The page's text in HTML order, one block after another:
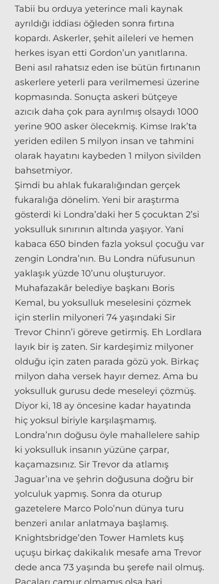
Tabii bu orduya yeterince mali kaynak
ayrıldığı iddiası öğleden sonra fırtına
kopardı. Askerler, şehit aileleri ve hemen
herkes isyan etti Gordon’un yanıtlarına.
Beni asıl rahatsız eden ise bütün fırtınanın
askerlere yeterli para verilmemesi üzerine
kopmasında. Sonuçta askeri bütçeye
azıcık daha çok para ayrılmış olsaydı 1000
yerine 900 asker ölecekmiş. Kimse Irak’ta
yeriden edilen 5 milyon insan ve tahmini
olarak hayatını kaybeden 1 milyon sivilden
bahsetmiyor.
Şimdi bu ahlak fukaralığından gerçek
fukaralığa dönelim. Yeni bir araştırma
gösterdi ki Londra’daki her 5 çocuktan 2’si
yoksulluk sınırının altında yaşıyor. Yani
kabaca 650 binden fazla yoksul çocuğu var
zengin Londra’nın. Bu Londra nüfusunun
yaklaşık yüzde 10’unu oluşturuyor.
Muhafazakâr belediye başkanı Boris
Kemal, bu yoksulluk meselesini çözmek
için sterlin milyoneri 74 yaşındaki Sir
Trevor Chinn’i göreve getirmiş. Eh Lordlara
layık bir iş zaten. Sir kardeşimiz milyoner
olduğu için zaten parada gözü yok. Birkaç
milyon daha versek hayır demez. Ama bu
yoksulluk gurusu dede meseleyi çözmüş.
Diyor ki, 18 ay öncesine kadar hayatında
hiç yoksul biriyle karşılaşmamış.
Londra’nın doğusu öyle mahallelere sahip
ki yoksulluk insanın yüzüne çarpar,
kaçamazsınız. Sir Trevor da atlamış
Jaguar’ına ve şehrin doğusuna doğru bir
yolculuk yapmış. Sonra da oturup
gazetelere Marco Polo’nun dünya turu
benzeri anılar anlatmaya başlamış.
Knightsbridge’den Tower Hamlets kuş
uçuşu birkaç dakikalık mesafe ama Trevor
dede anca 73 yaşında bu şerefe nail olmuş.